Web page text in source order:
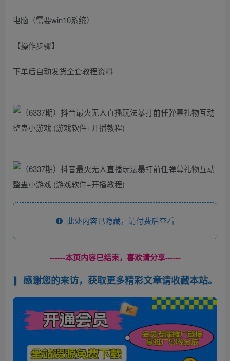
电脑（需要win10系统）
【操作步骤】
下单后自动发货全套教程资料
此处内容已隐藏，请付费后查看
------本页内容已结束，喜欢请分享------
感谢您的来访，获取更多精彩文章请收藏本站。